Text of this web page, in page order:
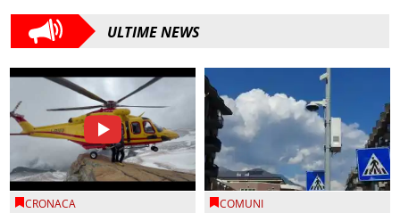
ULTIME NEWS
CRONACA COMUNI